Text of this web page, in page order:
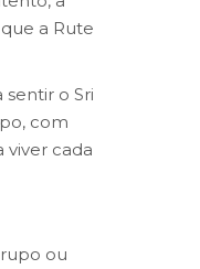
a Rute
o Sri
com
viver cada
ou